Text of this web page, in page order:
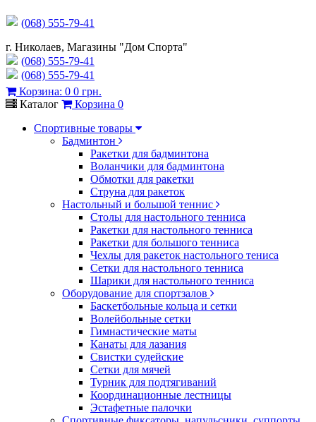
(068) 555-79-41
г. Николаев, Магазины "Дом Спорта"
(068) 555-79-41
(068) 555-79-41
Корзина: 0 0 грн.
Каталог
Корзина 0
Спортивные товары
Бадминтон
Ракетки для бадминтона
Воланчики для бадминтона
Обмотки для ракетки
Струна для ракеток
Настольный и большой теннис
Столы для настольного тенниса
Ракетки для настольного тенниса
Ракетки для большого тенниса
Чехлы для ракеток настольного тениса
Сетки для настольного тенниса
Шарики для настольного тенниса
Оборудование для спортзалов
Баскетбольные кольца и сетки
Волейбольные сетки
Гимнастические маты
Канаты для лазания
Свистки судейские
Сетки для мячей
Турник для подтягиваний
Координационные лестницы
Эстафетные палочки